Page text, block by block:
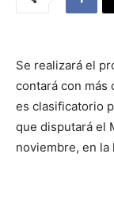
Se realizará el
contará con más
es clasificatorio
que disputará el
noviembre, en la